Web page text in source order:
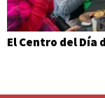
El Centro del Día